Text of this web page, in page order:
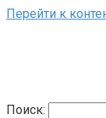
Перейти к
Поиск: